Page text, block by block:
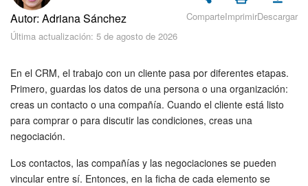
Seguridad
Planes y pagos
Cómo empezar
Feed
Messenger
Collabs
Autor: Adriana Sánchez
Última actualización: 5 de agosto de 2026
ComparteImprimirDescargar
En el CRM, el trabajo con un cliente pasa por diferentes etapas.
Primero, guardas los datos de una persona o una organización:
creas un contacto o una compañía. Cuando el cliente está listo
para comprar o para discutir las condiciones, creas una
negociación.
Los contactos, las compañías y las negociaciones se pueden
vincular entre sí. Entonces, en la ficha de cada elemento se